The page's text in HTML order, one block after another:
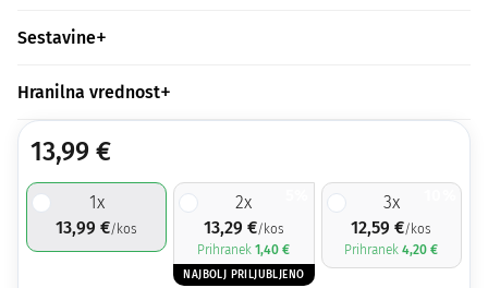
Sestavine
Hranilna vrednost
13,99 €
1x
13,99€/kos
2x
13,29 €/kos
Prihranek1,40€
NAJBOLJ PRILJUBLJENO
3x
12,59€/kos
Prihranek4,20€